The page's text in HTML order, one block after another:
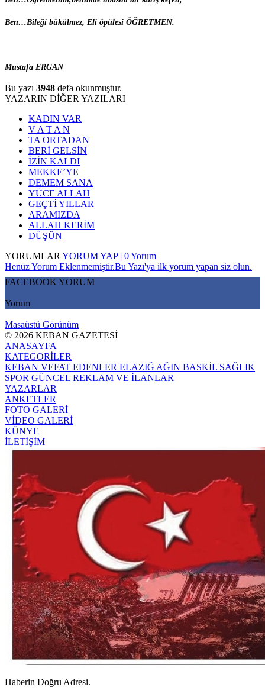
Ben…Bileği bükülmez, Eli öpülesi ÖĞRETMEN.
Mustafa ERGAN
Bu yazı 3948 defa okunmuştur.
YAZARIN DİĞER YAZILARI
KADIN VAR
V A T A N
TA ORTADAN
BERİ GELSİN
İZİN KALDI
MEKKE’YE
DEMEM SANA
YÜCE ALLAH
GEÇTİ YILLAR
ARAMIZDA
ALLAH KERİM
DÜŞÜN
YORUMLAR YORUM YAP | 0 Yorum
Henüz Yorum Eklenmemiştir.Bu Yazı'ya ilk yorum yapan siz olun.
FACEBOOK YORUM
Yorum
Masaüstü Görünüm
© 2026 KEBAN GAZETESİ
ANASAYFA
KATEGORİLER
KEBAN VEFAT EDENLER ELAZIĞ AĞIN BASKİL SAĞLIK
SPOR GÜNCEL REKLAM VE İLANLAR
YAZARLAR
ANKETLER
FOTO GALERİ
VİDEO GALERİ
KÜNYE
İLETİŞİM
Haberin Doğru Adresi.